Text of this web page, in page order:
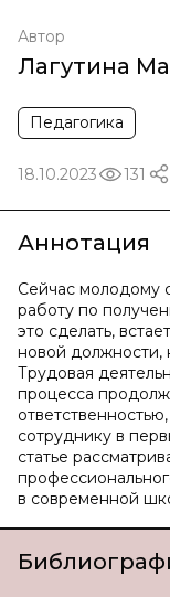
Автор
Лагутина
Педагогика
18.10.2023 131
Аннотация
Сейчас молодому
работу по
это сделать,
новой должности,
Трудовая
процесса
сотруднику в
статье
в современной